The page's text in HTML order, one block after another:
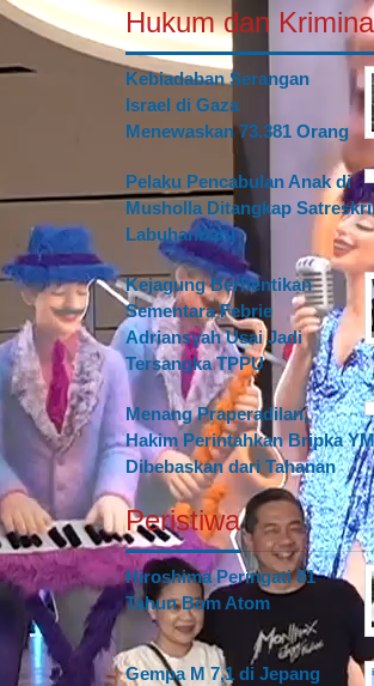
Hukum dan
Kebiadaban Serangan
Israel di Gaza
Menewaskan 73.381 Orang
Pelaku Pencabulan Anak di
Musholla Ditangkap
Labuhanbatu
Kejagung Berhentikan
Sementara Febrie
Adriansyah Usai Jadi
Tersangka TPPU
Menang Praperadilan,
Hakim Perintahkan Bripka
Dibebaskan dari Tahanan
Peristiwa
Hiroshima Peringati 81
Tahun Bom Atom
Gempa M 7,1 di Jepang